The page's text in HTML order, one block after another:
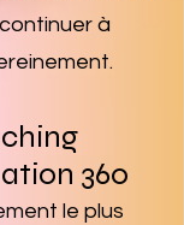
à
360
le plus